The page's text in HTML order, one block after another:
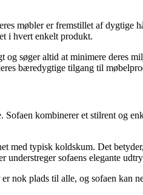
møbler er fremstillet af dygtige
i hvert enkelt produkt.
og søger altid at minimere deres
bæredygtige tilgang til
kombinerer et stilrent og
med typisk koldskum. Det
sofaens elegante
nok plads til alle, og sofaen kan